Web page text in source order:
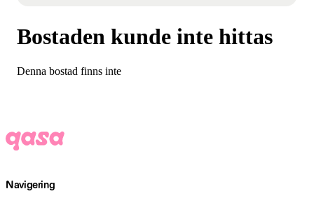
Bostaden kunde inte hittas
Denna bostad finns inte
Navigering